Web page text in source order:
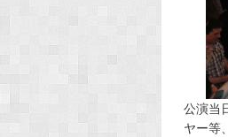
公演当
ヤー等